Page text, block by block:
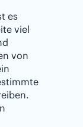
es
viel
von